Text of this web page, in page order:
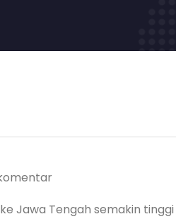
Jawa Tengah semakin tinggi